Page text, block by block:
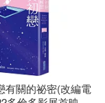
有關的祕密(改編電